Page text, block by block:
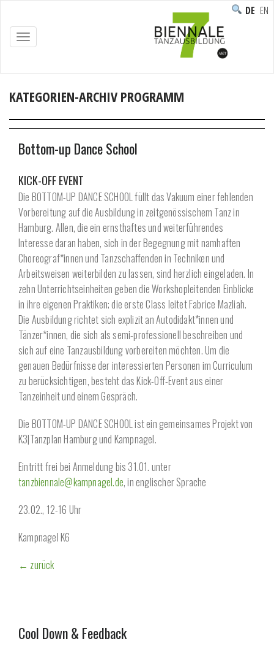
TOGGLE
NAVIGATION
KATEGORIEN-ARCHIV PROGRAMM
Bottom-up Dance School
KICK-OFF EVENT
Die BOTTOM-UP DANCE SCHOOL füllt das Vakuum einer fehlenden
Vorbereitung auf die Ausbildung in zeitgenössischem Tanz in
Hamburg. Allen, die ein ernsthaftes und weiterführendes
Interesse daran haben, sich in der Begegnung mit namhaften
Choreograf*innen und Tanzschaffenden in Techniken und
Arbeitsweisen weiterbilden zu lassen, sind herzlich eingeladen. In
zehn Unterrichtseinheiten geben die Workshopleitenden Einblicke
in ihre eigenen Praktiken; die erste Class leitet Fabrice Mazliah.
Die Ausbildung richtet sich explizit an Autodidakt*innen und
Tänzer*innen, die sich als semi-professionell beschreiben und
sich auf eine Tanzausbildung vorbereiten möchten. Um die
genauen Bedürfnisse der interessierten Personen im Curriculum
zu berücksichtigen, besteht das Kick-Off-Event aus einer
Tanzeinheit und einem Gespräch.
Die BOTTOM-UP DANCE SCHOOL ist ein gemeinsames Projekt von
K3|Tanzplan Hamburg und Kampnagel.
Eintritt frei bei Anmeldung bis 31.01. unter
tanzbiennale@kampnagel.de, in englischer Sprache
23.02., 12-16 Uhr
Kampnagel K6
← zurück
Cool Down & Feedback